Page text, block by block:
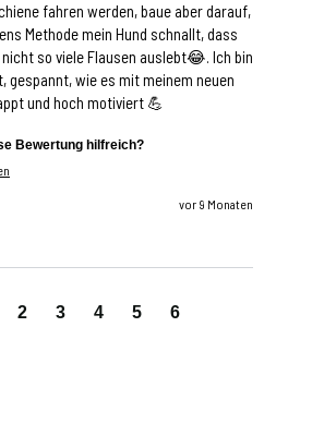
fahren werden, baue aber darauf,
Methode mein Hund schnallt, dass
so viele Flausen auslebt😂. Ich bin
gespannt, wie es mit meinem neuen
und hoch motiviert 💪
Bewertung hilfreich?
vor 9 Monaten
2 3 4 5 6